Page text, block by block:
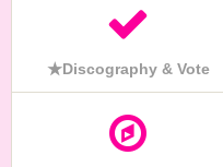
★Discography & Vote